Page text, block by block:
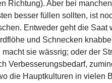
Richtung). Aber bei
besser füllen sollten, ist
Entweder geht die Saat
und Schnecken
macht sie wässrig; oder der
Verbesserungsbedarf,
die Hauptkulturen in vielen